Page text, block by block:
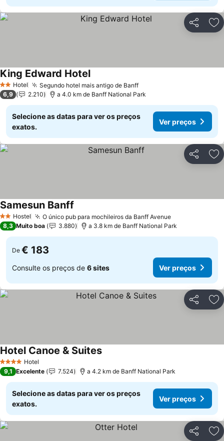
Partilhar
2 Estrelas
Hotel Segundo hotel mais antigo de Banff
King Edward Hotel
6,9 2.210 a 4.0 km de Banff National Park
Selecione as datas para ver os preços
exatos.
Ver preços
Partilhar
2 Estrelas
Hostel O único pub para mochileiros da Banff Avenue
Samesun Banff
8,3 Muito boa 3.880 a 3.8 km de Banff National Park
De € 183
Consulte os preços de 6 sites Ver preços
Partilhar
4 EstrelasHotel
Hotel Canoe & Suites
9,1 Excelente 7.524 a 4.2 km de Banff National Park
Selecione as datas para ver os preços
exatos.
Ver preços
Partilhar